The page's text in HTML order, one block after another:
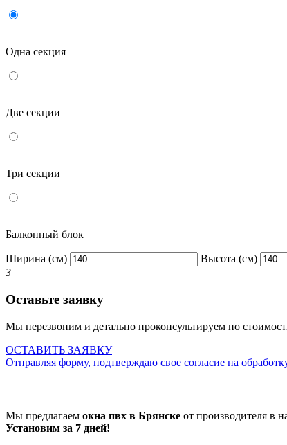
Одна секция
Две секции
Три секции
Балконный блок
Ширина (см) Высота (см)
3
Оставьте заявку
Мы перезвоним и детально проконсультируем по
ОСТАВИТЬ ЗАЯВКУ
Отправляя форму, подтверждаю свое согласие на
Мы предлагаем окна пвх в Брянске от производителя в
Установим за 7 дней!